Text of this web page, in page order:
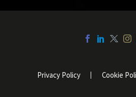
Privacy Policy Cookie